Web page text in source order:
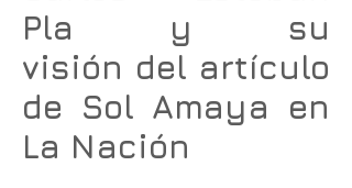
Pla y su
visión del artículo
de Sol Amaya en
La Nación